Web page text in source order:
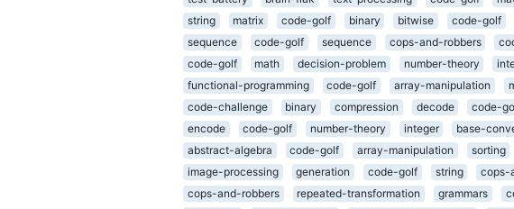
string
matrix code-golf binary bitwise code-golf
sequence
code-golf sequence cops-and-robbers
code-golf
math decision-problem number-theory
functional-programming
code-golf array-manipulation
code-challenge
binary compression decode code-
encode
code-golf number-theory integer base-
abstract-algebra
code-golf array-manipulation sorting
image-processing
generation code-golf string cops-
cops-and-robbers
repeated-transformation grammars